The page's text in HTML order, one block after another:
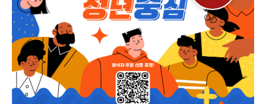
7시 30분 ~ 9시 ? 장소 ㅣ 대구댄스연습실 블랙홀룸 (대구 남구 명덕로30
길 17-4 지하 1층 ) ? 참가비 ㅣ 무료 ? 신청방법 |
https://forms.gle/ZcCoAL2bNXsyNzMQ6 ? 문의 | 남구청년센터
홈페이지 | 남구청년센터 인스타그램 @youth_namgu ㅣ Tel. 053-
473-2023